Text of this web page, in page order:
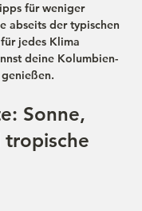
für weniger
abseits der typischen
jedes Klima
deine Kolumbien-
Sonne,
tropische